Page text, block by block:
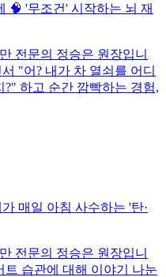
🧠 '무조건' 시작하는 뇌 재
전문의 정승은 원장입니
"어? 내가 차 열쇠를 어디
하고 순간 깜빡하는 경험,
매일 아침 사수하는 '탄·
전문의 정승은 원장입니
트 습관에 대해 이야기 나눈